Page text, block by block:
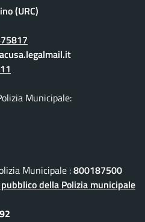
(URC)
Municipale:
Municipale :800187500
della Polizia municipale